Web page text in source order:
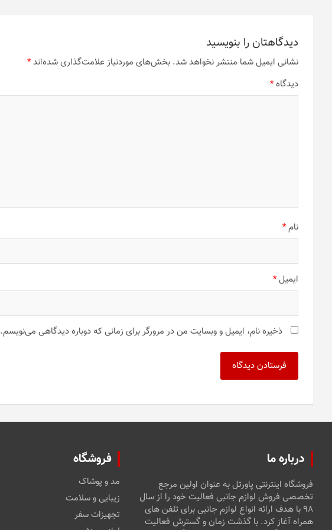
دیدگاهتان را بنویسید
نشانی ایمیل شما منتشر نخواهد شد. بخش‌های موردنیاز علامت‌گذاری شده‌اند*
دیدگاه*
نام*
ایمیل*
ذخیره نام، ایمیل و وبسایت من در مرورگر برای زمانی که دوباره دیدگاهی می‌نویسم.
درباره ما
فروشگاه اینترنتی پاورتل به عنوان اولین مرجع
تخصصی فروش لوازم جانبی فعالیت خود را از سال
۹۸ با هدف ارائه انواع لوازم جانبی برای تلفن های
همراه آغاز کرد. با گذشت زمان و گسترش فعالیت
فروشگاه
مد و پوشاک
زیبایی و سلامت
تجهیزات سفر